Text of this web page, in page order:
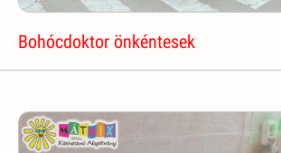
Bohócdoktor önkéntesek